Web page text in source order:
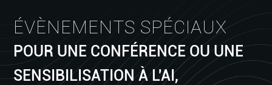
ÉVÈNEMENTS SPÉCIAUX
POUR UNE CONFÉRENCE OU UNE
SENSIBILISATION À L'AI,